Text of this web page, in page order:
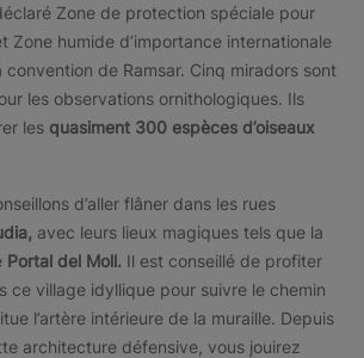
Zone de protection spéciale pour
Zone humide d’importance internationale
de Ramsar. Cinq miradors sont
les observations ornithologiques. Ils
les quasiment 300 espèces d’oiseaux
d’aller flâner dans les rues
avec leurs lieux magiques tels que la
Portal del Moll. Il est conseillé de profiter
ce village idyllique pour suivre le chemin
l’artère intérieure de la muraille. Depuis
architecture défensive, vous jouirez